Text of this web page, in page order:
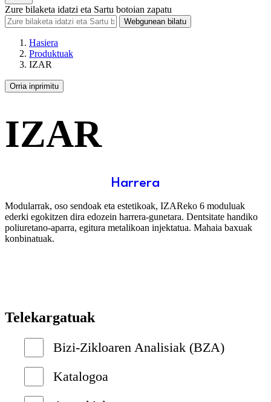
Zure bilaketa idatzi eta Sartu botoian zapatu
Hasiera
Produktuak
IZAR
Orria inprimitu
IZAR
Harrera
Modularrak, oso sendoak eta estetikoak, IZAReko 6 moduluak
ederki egokitzen dira edozein harrera-gunetara. Dentsitate handiko
poliuretano-aparra, egitura metalikoan injektatua. Mahaia baxuak
konbinatuak.
Telekargatuak
Bizi-Zikloaren Analisiak (BZA)
Katalogoa